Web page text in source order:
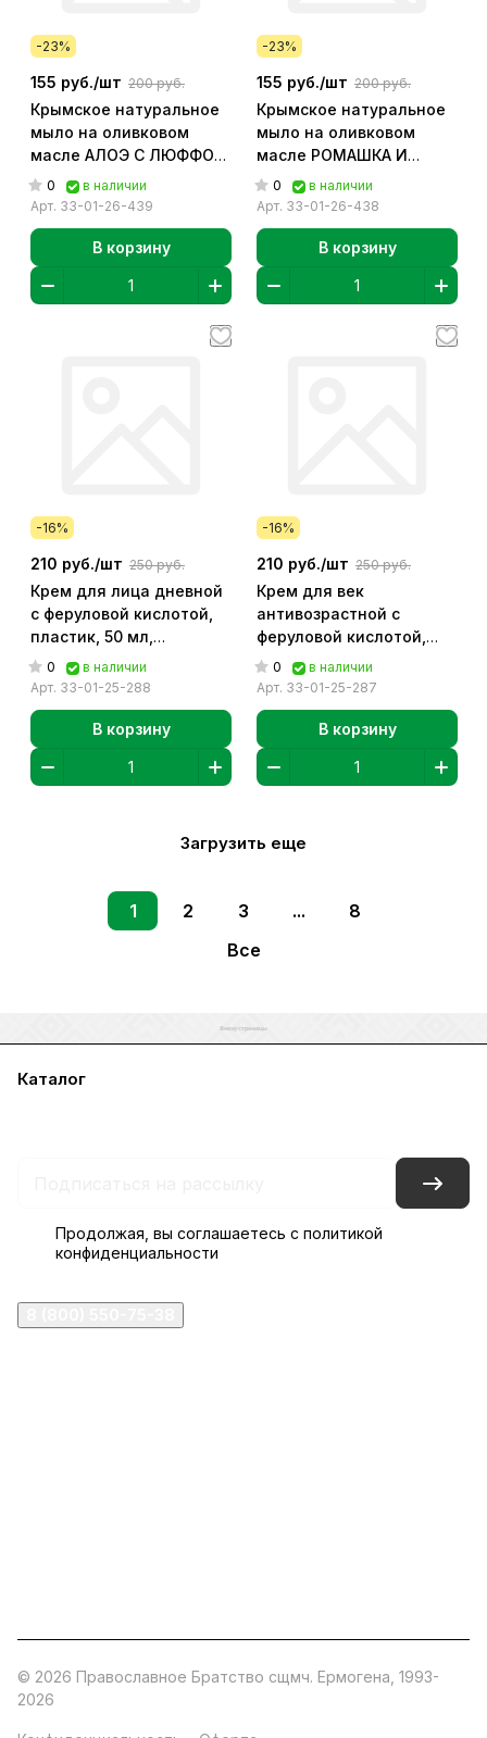
-23%
155 руб./шт 200 руб.
Крымское натуральное
мыло на оливковом
масле АЛОЭ С ЛЮФФОЙ
арт. 33-01-26-439
0
в наличии
Арт. 33-01-26-439
В корзину
-23%
155 руб./шт 200 руб.
Крымское натуральное
мыло на оливковом
масле РОМАШКА И
БЕССМЕРТНИК арт. 33-
01-26-438
0
в наличии
Арт. 33-01-26-438
В корзину
-16%
210 руб./шт 250 руб.
Крем для лица дневной
с феруловой кислотой,
пластик, 50 мл,
"Бизорюк арт. 33-01-25-
288
0
в наличии
Арт. 33-01-25-288
В корзину
-16%
210 руб./шт 250 руб.
Крем для век
антивозрастной с
феруловой кислотой,
пластик, 50 мл,
"Бизорюк" арт. 33-01-
0
в наличии
Арт. 33-01-25-287
В корзину
Загрузить еще
1 2 3 ...
8
Все
Каталог
Продолжая, вы соглашаетесь с политикой
конфиденциальности
© 2026 Православное Братство сщмч. Ермогена, 1993-
2026